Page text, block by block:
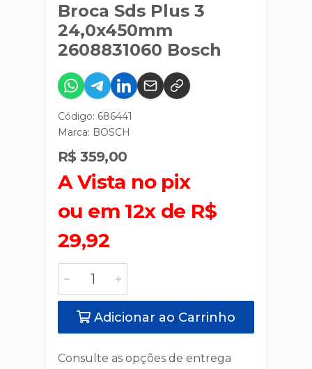
Broca Sds Plus 3
24,0x450mm
2608831060 Bosch
Código: 686441
Marca: BOSCH
R$ 359,00
A Vista no pix
ou em 12x de R$
29,92
Adicionar ao Carrinho
Consulte as opções de entrega